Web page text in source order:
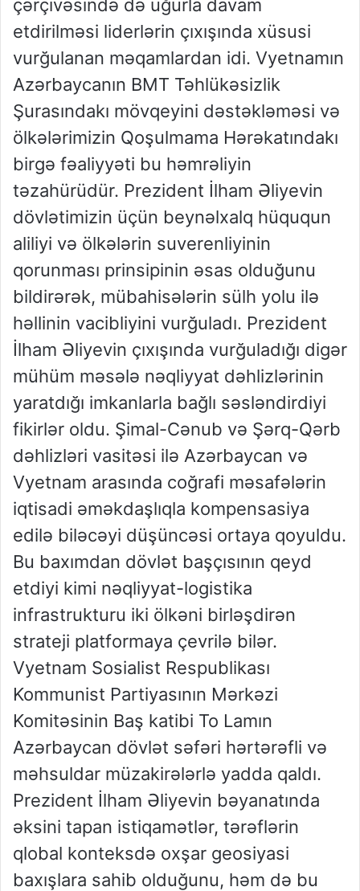
çərçivəsində də uğurla davam
etdirilməsi liderlərin çıxışında xüsusi
vurğulanan məqamlardan idi. Vyetnamın
Azərbaycanın BMT Təhlükəsizlik
Şurasındakı mövqeyini dəstəkləməsi və
ölkələrimizin Qoşulmama Hərəkatındakı
birgə fəaliyyəti bu həmrəliyin
təzahürüdür. Prezident İlham Əliyevin
dövlətimizin üçün beynəlxalq hüququn
aliliyi və ölkələrin suverenliyinin
qorunması prinsipinin əsas olduğunu
bildirərək, mübahisələrin sülh yolu ilə
həllinin vacibliyini vurğuladı. Prezident
İlham Əliyevin çıxışında vurğuladığı digər
mühüm məsələ nəqliyyat dəhlizlərinin
yaratdığı imkanlarla bağlı səsləndirdiyi
fikirlər oldu. Şimal-Cənub və Şərq-Qərb
dəhlizləri vasitəsi ilə Azərbaycan və
Vyetnam arasında coğrafi məsafələrin
iqtisadi əməkdaşlıqla kompensasiya
edilə biləcəyi düşüncəsi ortaya qoyuldu.
Bu baxımdan dövlət başçısının qeyd
etdiyi kimi nəqliyyat-logistika
infrastrukturu iki ölkəni birləşdirən
strateji platformaya çevrilə bilər.
Vyetnam Sosialist Respublikası
Kommunist Partiyasının Mərkəzi
Komitəsinin Baş katibi To Lamın
Azərbaycan dövlət səfəri hərtərəfli və
məhsuldar müzakirələrlə yadda qaldı.
Prezident İlham Əliyevin bəyanatında
əksini tapan istiqamətlər, tərəflərin
qlobal konteksdə oxşar geosiyasi
baxışlara sahib olduğunu, həm də bu